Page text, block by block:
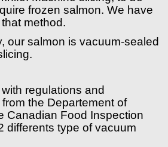
frozen salmon. We have
method.
our salmon is vacuum-sealed
regulations and
the Departement of
Canadian Food Inspection
differents type of vacuum